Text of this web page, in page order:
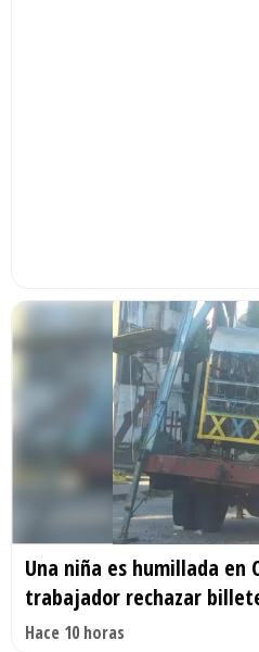
Una niña es humillada en
trabajador rechazar
Hace 10 horas